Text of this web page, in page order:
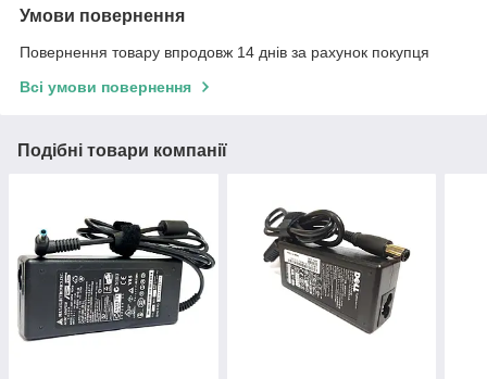
Умови повернення
Повернення товару впродовж 14 днів за рахунок покупця
Всі умови повернення
Подібні товари компанії